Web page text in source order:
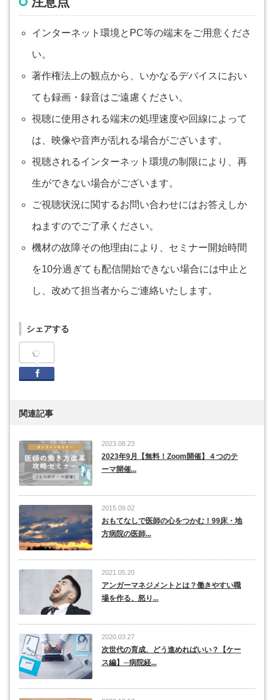
インターネット環境とPC等の端末をご用意くださ
い。
著作権法上の観点から、いかなるデバイスにおい
ても録画・録音はご遠慮ください。
視聴に使用される端末の処理速度や回線によって
は、映像や音声が乱れる場合がございます。
視聴されるインターネット環境の制限により、再
生ができない場合がございます。
ご視聴状況に関するお問い合わせにはお答えしか
ねますのでご了承ください。
機材の故障その他理由により、セミナー開始時間
を10分過ぎても配信開始できない場合には中止と
し、改めて担当者からご連絡いたします。
シェアする
関連記事
2023.08.23
2023年9月【無料！Zoom開催】４つのテ
ーマ開催...
2015.09.02
おもてなしで医師の心をつかむ！99床・地
方病院の医師...
2021.05.20
アンガーマネジメントとは？働きやすい職
場を作る、怒り...
2020.03.27
次世代の育成、どう進めればいい？【ケー
ス編】─病院経...